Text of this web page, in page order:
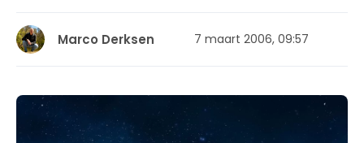
Marco Derksen 7 maart 2006, 09:57